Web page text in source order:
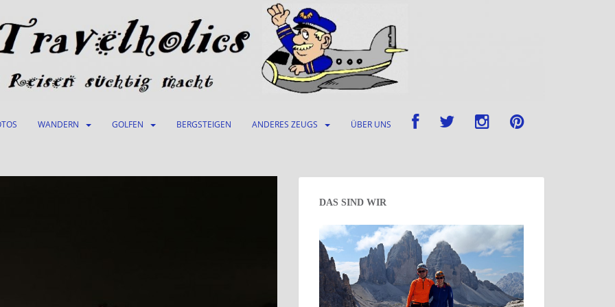
WANDERN GOLFEN BERGSTEIGEN ANDERES ZEUGS ÜBER UNS
DAS SIND WIR